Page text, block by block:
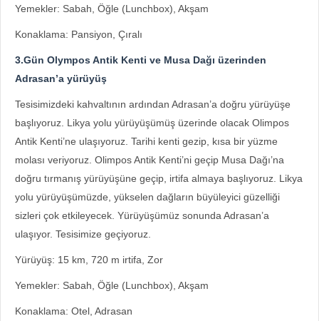
Yemekler: Sabah, Öğle (Lunchbox), Akşam
Konaklama: Pansiyon, Çıralı
3.Gün Olympos Antik Kenti ve Musa Dağı üzerinden
Adrasan’a yürüyüş
Tesisimizdeki kahvaltının ardından Adrasan’a doğru yürüyüşe
başlıyoruz. Likya yolu yürüyüşümüş üzerinde olacak Olimpos
Antik Kenti’ne ulaşıyoruz. Tarihi kenti gezip, kısa bir yüzme
molası veriyoruz. Olimpos Antik Kenti’ni geçip Musa Dağı’na
doğru tırmanış yürüyüşüne geçip, irtifa almaya başlıyoruz. Likya
yolu yürüyüşümüzde, yükselen dağların büyüleyici güzelliği
sizleri çok etkileyecek. Yürüyüşümüz sonunda Adrasan’a
ulaşıyor. Tesisimize geçiyoruz.
Yürüyüş: 15 km, 720 m irtifa, Zor
Yemekler: Sabah, Öğle (Lunchbox), Akşam
Konaklama: Otel, Adrasan